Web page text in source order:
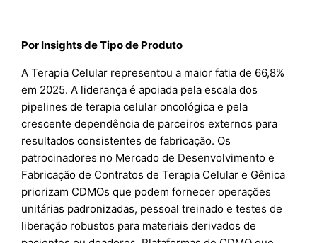
Por Insights de Tipo de Produto
A Terapia Celular representou a maior fatia de 66,8%
em 2025. A liderança é apoiada pela escala dos
pipelines de terapia celular oncológica e pela
crescente dependência de parceiros externos para
resultados consistentes de fabricação. Os
patrocinadores no Mercado de Desenvolvimento e
Fabricação de Contratos de Terapia Celular e Gênica
priorizam CDMOs que podem fornecer operações
unitárias padronizadas, pessoal treinado e testes de
liberação robustos para materiais derivados de